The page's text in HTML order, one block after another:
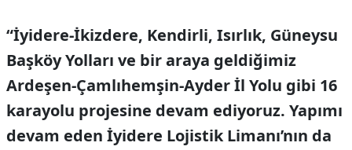
“İyidere-İkizdere, Kendirli, Isırlık, Güneysu
Başköy Yolları ve bir araya geldiğimiz
Ardeşen-Çamlıhemşin-Ayder İl Yolu gibi 16
karayolu projesine devam ediyoruz. Yapımı
devam eden İyidere Lojistik Limanı’nın da